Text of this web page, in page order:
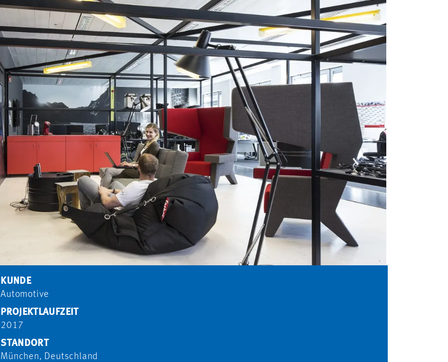
KUNDE
Automotive
PROJEKTLAUFZEIT
2017
STANDORT
München, Deutschland